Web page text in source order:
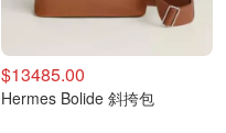
$13485.00
Hermes Bolide 斜挎包